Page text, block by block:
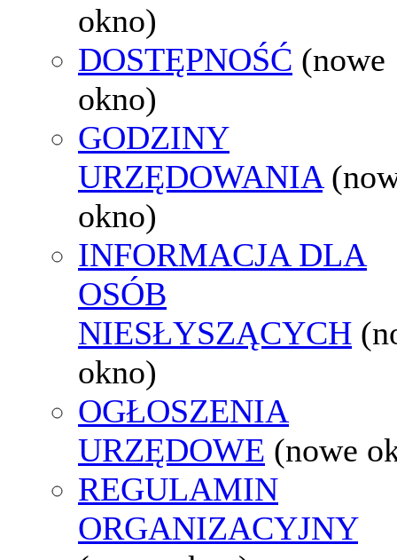
okno)
DOSTĘPNOŚĆ (nowe
okno)
GODZINY
URZĘDOWANIA
okno)
INFORMACJA DLA
OSÓB
NIESŁYSZĄCYCH
okno)
OGŁOSZENIA
URZĘDOWE (nowe
REGULAMIN
ORGANIZACYJNY